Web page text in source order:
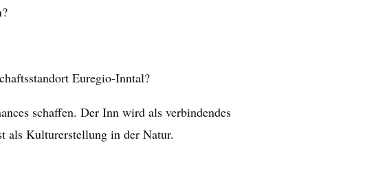
Euregio-Inntal?
schaffen. Der Inn wird als verbindendes
als Kulturerstellung in der Natur.